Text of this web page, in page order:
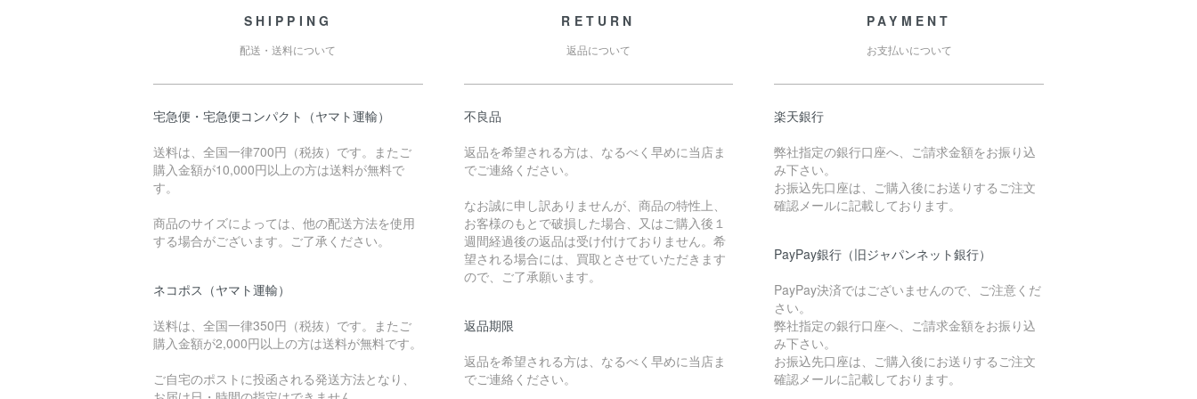
SHIPPING
配送・送料について
宅急便・宅急便コンパクト（ヤマト運輸）
送料は、全国一律700円（税抜）です。またご
購入金額が10,000円以上の方は送料が無料で
す。
商品のサイズによっては、他の配送方法を使用
する場合がございます。ご了承ください。
ネコポス（ヤマト運輸）
送料は、全国一律350円（税抜）です。またご
購入金額が2,000円以上の方は送料が無料です。
ご自宅のポストに投函される発送方法となり、
RETURN
返品について
不良品
返品を希望される方は、なるべく早めに当店ま
でご連絡ください。
なお誠に申し訳ありませんが、商品の特性上、
お客様のもとで破損した場合、又はご購入後１
週間経過後の返品は受け付けておりません。希
望される場合には、買取とさせていただきます
ので、ご了承願います。
返品期限
返品を希望される方は、なるべく早めに当店ま
でご連絡ください。
PAYMENT
お支払いについて
楽天銀行
弊社指定の銀行口座へ、ご請求金額をお振り込
み下さい。
お振込先口座は、ご購入後にお送りするご注文
確認メールに記載しております。
PayPay銀行（旧ジャパンネット銀行）
PayPay決済ではございませんので、ご注意くだ
さい。
弊社指定の銀行口座へ、ご請求金額をお振り込
み下さい。
お振込先口座は、ご購入後にお送りするご注文
確認メールに記載しております。